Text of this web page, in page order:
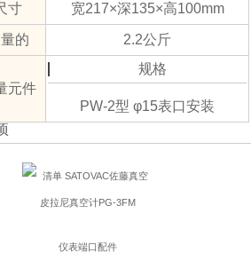
寸 宽217×深135×高100mm
的 2.2公斤
元件
规格
PW-2型 φ15表口安装
仪表端口配件